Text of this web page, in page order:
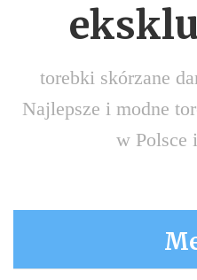
torebki skórzane
Najlepsze i modne
w Polsce